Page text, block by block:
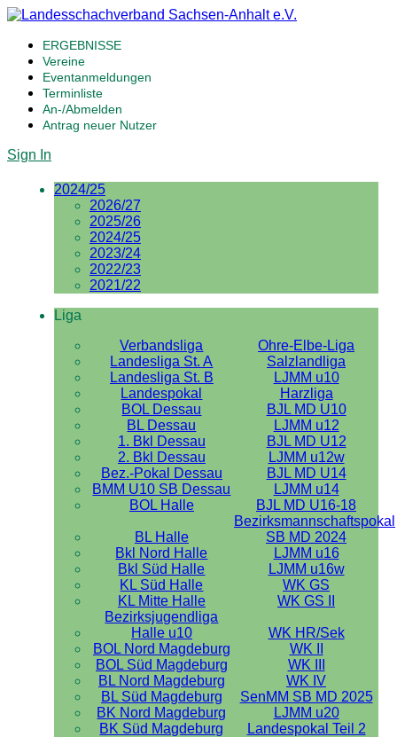
ERGEBNISSE
Vereine
Eventanmeldungen
Terminliste
An-/Abmelden
Antrag neuer Nutzer
Sign In
2024/25
2026/27
2025/26
2024/25
2023/24
2022/23
2021/22
Liga
Verbandsliga
Ohre-Elbe-Liga
Landesliga St. A
Salzlandliga
Landesliga St. B
LJMM u10
Landespokal
Harzliga
BOL Dessau
BJL MD U10
BL Dessau
LJMM u12
1. Bkl Dessau
BJL MD U12
2. Bkl Dessau
LJMM u12w
Bez.-Pokal Dessau
BJL MD U14
BMM U10 SB Dessau
LJMM u14
BOL Halle
BJL MD U16-18
BL Halle
Bezirksmannschaftspokal
SB MD 2024
Bkl Nord Halle
LJMM u16
Bkl Süd Halle
LJMM u16w
KL Süd Halle
WK GS
KL Mitte Halle
WK GS II
Bezirksjugendliga
Halle u10
WK HR/Sek
BOL Nord Magdeburg
WK II
BOL Süd Magdeburg
WK III
BL Nord Magdeburg
WK IV
BL Süd Magdeburg
SenMM SB MD 2025
BK Nord Magdeburg
LJMM u20
BK Süd Magdeburg
Landespokal Teil 2